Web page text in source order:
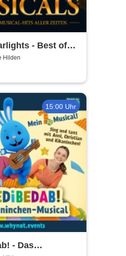
- Best of
Hilden
15:00 Uhr
- Das